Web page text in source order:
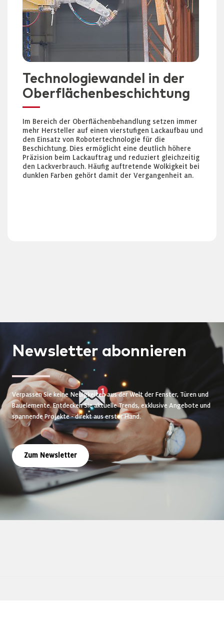
Technologiewandel in der
Oberflächenbeschichtung
Im Bereich der Oberflächenbehandlung setzen immer
mehr Hersteller auf einen vierstufigen Lackaufbau und
den Einsatz von Robotertechnologie für die
Beschichtung. Dies ermöglicht eine deutlich höhere
Präzision beim Lackauftrag und reduziert gleichzeitig
den Lackverbrauch. Häufig auftretende Wolkigkeit bei
dunklen Farben gehört damit der Vergangenheit an.
Newsletter abonnieren
Verpassen Sie keine Neuigkeiten aus der Welt der Fenster, Türen und
Bauelemente. Entdecken Sie aktuelle Trends, exklusive Angebote und
spannende Projekte - direkt aus erster Hand.
Zum Newsletter